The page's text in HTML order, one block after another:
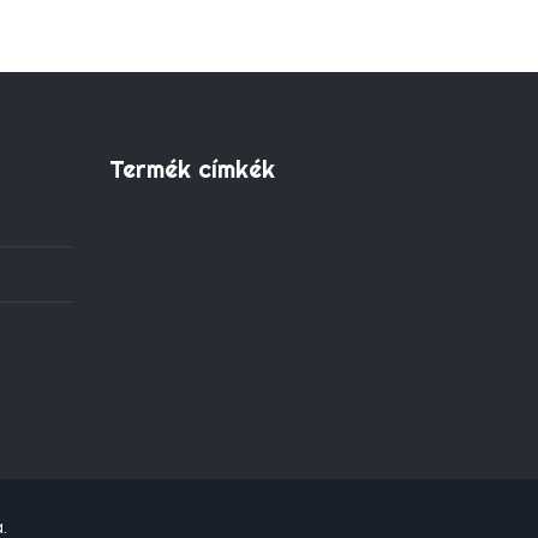
Termék címkék